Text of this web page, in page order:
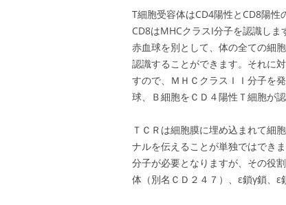
T細胞受容体はCD4陽性とCD8陽性
CD8はMHCクラスI分子を認識し
赤血球を別として、体の全ての細
認識することができます。それに
すので、ＭＨＣクラスＩＩ分子を
球、Ｂ細胞をＣＤ４陽性Ｔ細胞が
ＴＣＲは細胞膜に埋め込まれて細
ナルを伝えることが単独ではでき
分子が必要となりますが、その役
体（別名ＣＤ２４７）、ε鎖γ鎖、ε